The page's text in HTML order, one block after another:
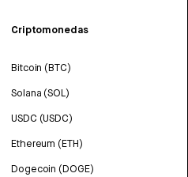
Criptomonedas
Bitcoin (BTC)
Solana (SOL)
USDC (USDC)
Ethereum (ETH)
Dogecoin (DOGE)